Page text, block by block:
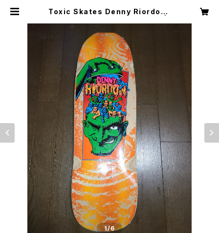
Toxic Skates Denny Riordon I
1/6